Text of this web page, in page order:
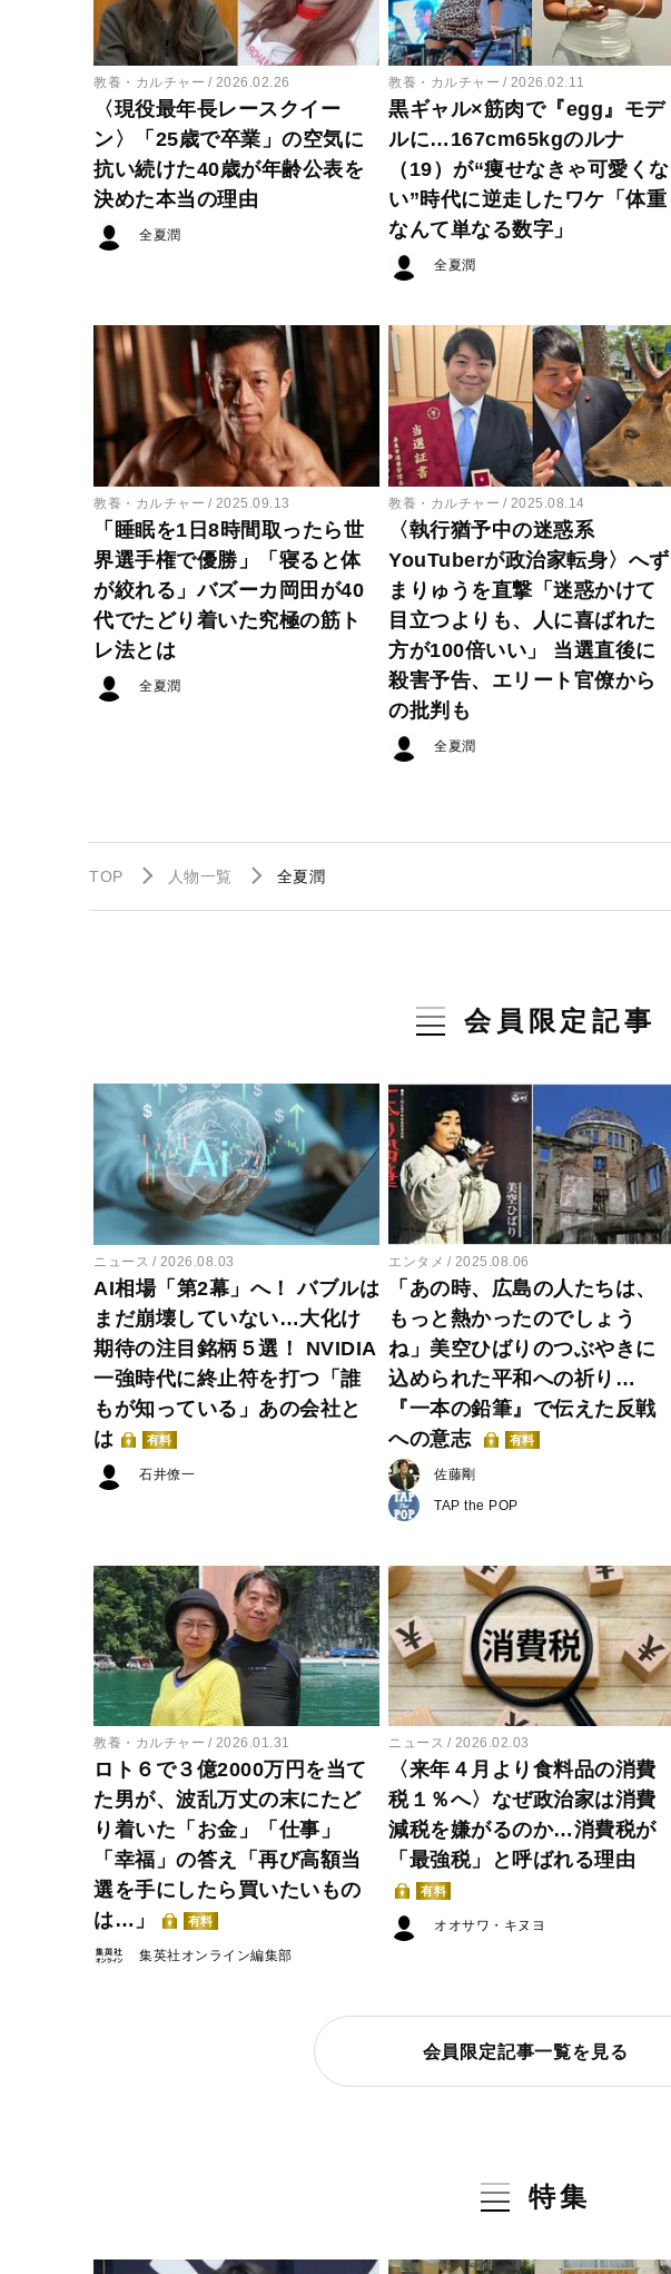
教養・カルチャー 2026.02.26
〈現役最年長レースクイー
ン〉「25歳で卒業」の空気に
抗い続けた40歳が年齢公表を
決めた本当の理由
全夏潤
教養・カルチャー 2026.02.11
黒ギャル×筋肉で『egg』モデ
ルに…167cm65kgのルナ
（19）が“痩せなきゃ可愛くな
い”時代に逆走したワケ「体重
なんて単なる数字」
全夏潤
教養・カルチャー 2025.09.13
「睡眠を1日8時間取ったら世
界選手権で優勝」「寝ると体
が絞れる」バズーカ岡田が40
代でたどり着いた究極の筋ト
レ法とは
全夏潤
教養・カルチャー 2025.08.14
〈執行猶予中の迷惑系
YouTuberが政治家転身〉へず
まりゅうを直撃「迷惑かけて
目立つよりも、人に喜ばれた
方が100倍いい」 当選直後に
殺害予告、エリート官僚から
の批判も
全夏潤
TOP 人物一覧 全夏潤
会員限定記事
ニュース 2026.08.03
AI相場「第2幕」へ！ バブルは
まだ崩壊していない…大化け
期待の注目銘柄５選！ NVIDIA
一強時代に終止符を打つ「誰
もが知っている」あの会社と
は
有料
石井僚一
エンタメ 2025.08.06
「あの時、広島の人たちは、
もっと熱かったのでしょう
ね」美空ひばりのつぶやきに
込められた平和への祈り…
『一本の鉛筆』で伝えた反戦
への意志
有料
佐藤剛
TAP the POP
教養・カルチャー 2026.01.31
ロト６で３億2000万円を当て
た男が、波乱万丈の末にたど
り着いた「お金」「仕事」
「幸福」の答え「再び高額当
選を手にしたら買いたいもの
は…」
有料
集英社オンライン編集部
ニュース 2026.02.03
〈来年４月より食料品の消費
税１％へ〉なぜ政治家は消費
減税を嫌がるのか…消費税が
「最強税」と呼ばれる理由
有料
オオサワ・キヌヨ
会員限定記事一覧を見る
特集